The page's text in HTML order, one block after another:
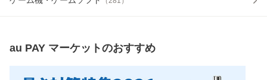
au PAY マーケットのおすすめ